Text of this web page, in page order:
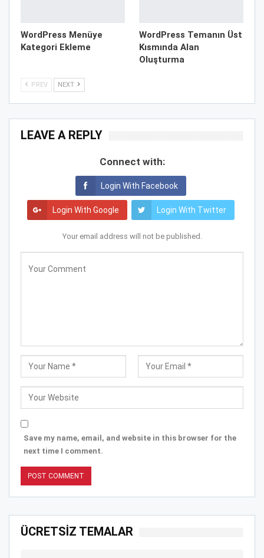
WordPress Menüye
Kategori Ekleme
WordPress Temanın Üst
Kısmında Alan
Oluşturma
PREV NEXT
LEAVE A REPLY
Connect with:
Login With Facebook
Login With Google Login With Twitter
Your email address will not be published.
Save my name, email, and website in this browser for the
next time I comment.
ÜCRETSİZ TEMALAR